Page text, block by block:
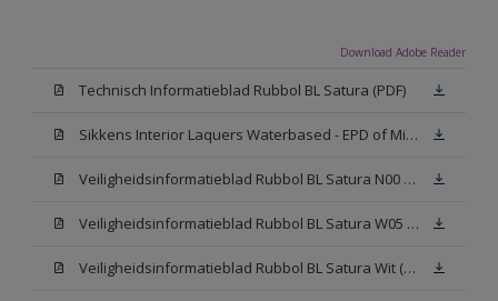
Download Adobe Reader
Technisch Informatieblad Rubbol BL Satura (PDF)
Sikkens Interior Laquers Waterbased - EPD of Milieuproductverklaring
Veiligheidsinformatieblad Rubbol BL Satura N00 (MSDS)
Veiligheidsinformatieblad Rubbol BL Satura W05 (MSDS)
Veiligheidsinformatieblad Rubbol BL Satura Wit (MSDS)